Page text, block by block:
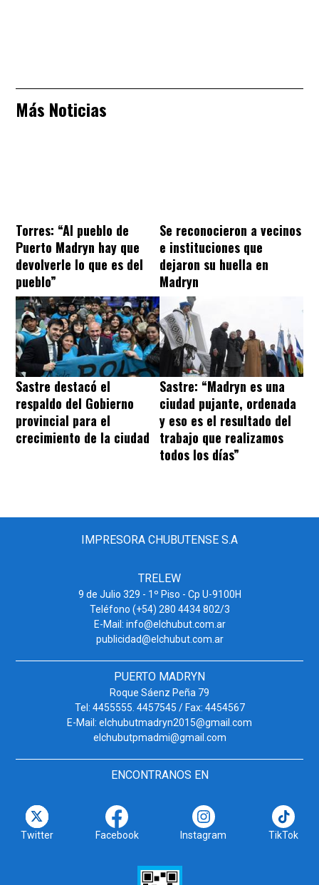
Más Noticias
Torres: “Al pueblo de
Puerto Madryn hay que
devolverle lo que es del
pueblo”
Se reconocieron a vecinos
e instituciones que
dejaron su huella en
Madryn
Sastre destacó el
respaldo del Gobierno
provincial para el
crecimiento de la ciudad
Sastre: “Madryn es una
ciudad pujante, ordenada
y eso es el resultado del
trabajo que realizamos
todos los días”
IMPRESORA CHUBUTENSE S.A
TRELEW
9 de Julio 329 - 1º Piso - Cp U-9100H
Teléfono (+54) 280 4434 802/3
E-Mail: info@elchubut.com.ar
publicidad@elchubut.com.ar
PUERTO MADRYN
Roque Sáenz Peña 79
Tel: 4455555. 4457545 / Fax: 4454567
E-Mail: elchubutmadryn2015@gmail.com
elchubutpmadmi@gmail.com
ENCONTRANOS EN
Twitter Facebook Instagram TikTok